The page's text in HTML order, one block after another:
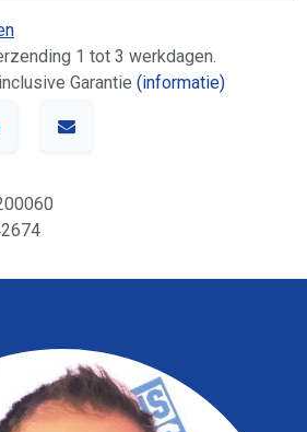
1 tot 3 werkdagen.
Garantie (informatie)